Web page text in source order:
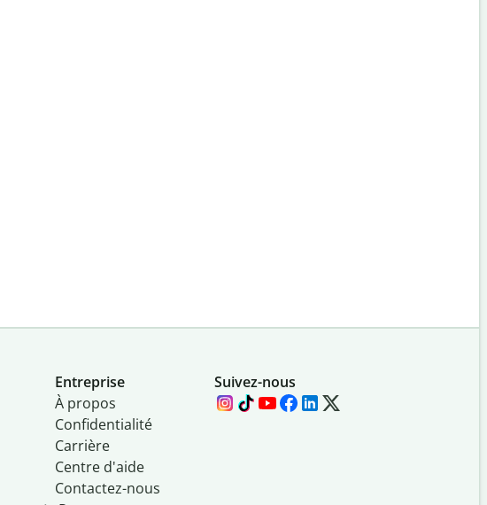
Entreprise
À propos
Confidentialité
Carrière
Centre d'aide
Contactez-nous
Suivez-nous